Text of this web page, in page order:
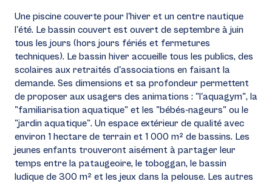
Une piscine couverte pour l'hiver et un centre nautique
l'été. Le bassin couvert est ouvert de septembre à juin
tous les jours (hors jours fériés et fermetures
techniques). Le bassin hiver accueille tous les publics, des
scolaires aux retraités d'associations en faisant la
demande. Ses dimensions et sa profondeur permettent
de proposer aux usagers des animations : "l'aquagym", la
"familiarisation aquatique" et les "bébés-nageurs" ou le
"jardin aquatique". Un espace extérieur de qualité avec
environ 1 hectare de terrain et 1 000 m² de bassins. Les
jeunes enfants trouveront aisément à partager leur
temps entre la pataugeoire, le toboggan, le bassin
ludique de 300 m² et les jeux dans la pelouse. Les autres